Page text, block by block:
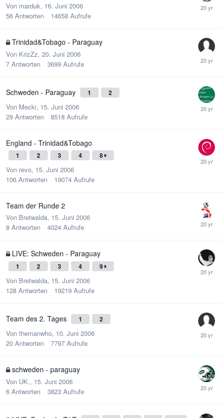
Von marduk, 16. Juni 2006
56 Antworten 14658 Aufrufe
Trinidad&Tobago - Paraguay
Von KrizZz, 20. Juni 2006
7 Antworten 3699 Aufrufe
Schweden - Paraguay 1 2
Von Mecki, 15. Juni 2006
29 Antworten 8518 Aufrufe
England - Trinidad&Tobago
1 2 3 4 8
Von revo, 15. Juni 2006
106 Antworten 19074 Aufrufe
Team der Runde 2
Von Bretwalda, 15. Juni 2006
8 Antworten 4024 Aufrufe
LIVE: Schweden - Paraguay
1 2 3 4 9
Von Bretwalda, 15. Juni 2006
128 Antworten 19219 Aufrufe
Team des 2. Tages 1 2
Von themanwho, 10. Juni 2006
20 Antworten 7797 Aufrufe
schweden - paraguay
Von UK., 15. Juni 2006
6 Antworten 3823 Aufrufe